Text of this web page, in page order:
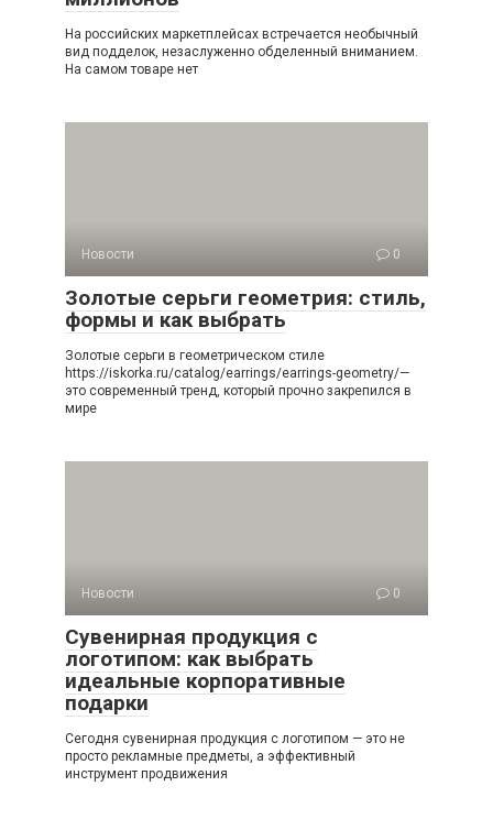
На российских маркетплейсах встречается необычный
вид подделок, незаслуженно обделенный вниманием.
На самом товаре нет
Новости 0
Золотые серьги геометрия: стиль,
формы и как выбрать
Золотые серьги в геометрическом стиле
https://iskorka.ru/catalog/earrings/earrings-geometry/—
это современный тренд, который прочно закрепился в
мире
Новости 0
Сувенирная продукция с
логотипом: как выбрать
идеальные корпоративные
подарки
Сегодня сувенирная продукция с логотипом — это не
просто рекламные предметы, а эффективный
инструмент продвижения